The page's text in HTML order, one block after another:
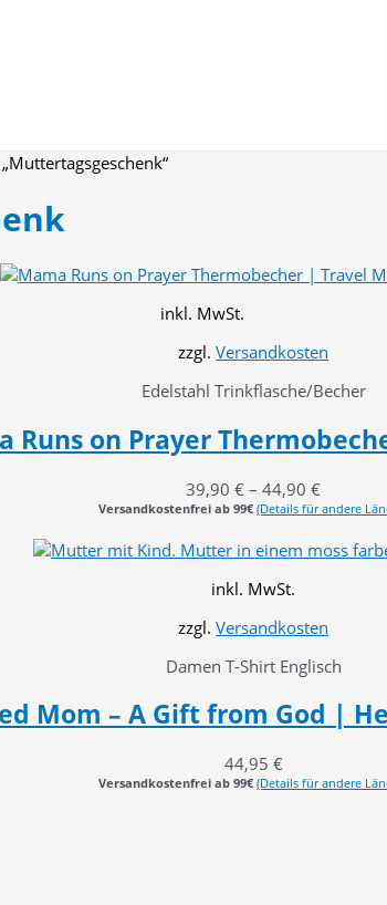
inkl. MwSt.
zzgl.Versandkosten
Edelstahl Trinkflasche/Becher
Runs on Prayer
39,90€ –44,90€
Versandkostenfrei ab 99€ (Details für andere
inkl. MwSt.
zzgl.Versandkosten
Damen T-Shirt Englisch
Mom – A Gift from God |
44,95 €
Versandkostenfrei ab 99€ (Details für andere